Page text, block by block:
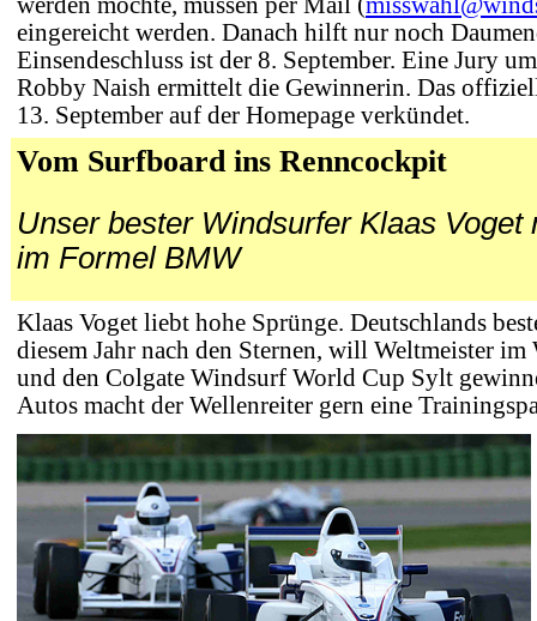
eingereicht werden. Danach hilft nur noch
Einsendeschluss ist der 8. September. Eine Jury
Robby Naish ermittelt die Gewinnerin. Das
13. September auf der Homepage verkündet.
Vom Surfboard ins Renncockpit
Unser bester Windsurfer Klaas Voget
im Formel BMW
Klaas Voget liebt hohe Sprünge. Deutschlands
diesem Jahr nach den Sternen, will Weltmeister
und den Colgate Windsurf World Cup Sylt
Autos macht der Wellenreiter gern eine